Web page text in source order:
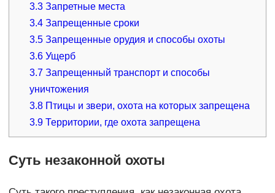
3.3 Запретные места
3.4 Запрещенные сроки
3.5 Запрещенные орудия и способы охоты
3.6 Ущерб
3.7 Запрещенный транспорт и способы
уничтожения
3.8 Птицы и звери, охота на которых запрещена
3.9 Территории, где охота запрещена
Суть незаконной охоты